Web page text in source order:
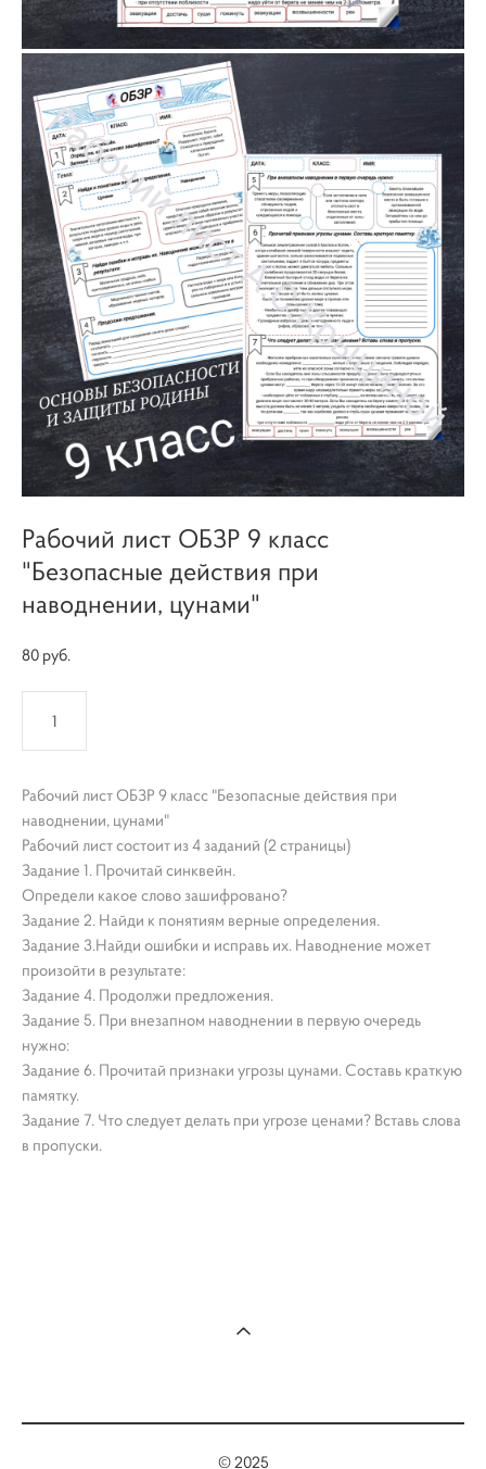
Рабочий лист ОБЗР 9 класс
"Безопасные действия при
наводнении, цунами"
80 pуб.
Рабочий лист ОБЗР 9 класс "Безопасные действия при
наводнении, цунами"
Рабочий лист состоит из 4 заданий (2 страницы)
Задание 1. Прочитай синквейн.
Определи какое слово зашифровано?
Задание 2. Найди к понятиям верные определения.
Задание 3.Найди ошибки и исправь их. Наводнение может
произойти в результате:
Задание 4. Продолжи предложения.
Задание 5. При внезапном наводнении в первую очередь
нужно:
Задание 6. Прочитай признаки угрозы цунами. Составь краткую
памятку.
Задание 7. Что следует делать при угрозе ценами? Вставь слова
в пропуски.
© 2025